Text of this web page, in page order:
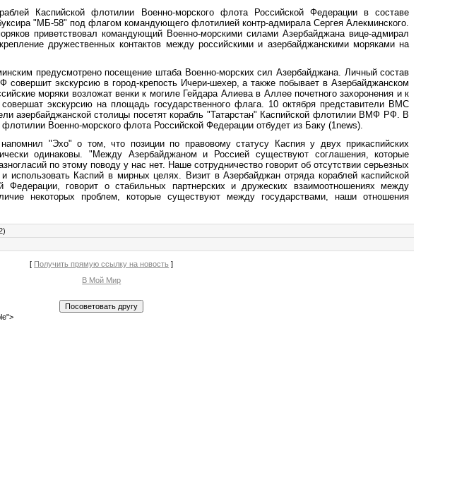
Каспийской флотилии Военно-морского флота Российской Федерации в составе
"МБ-58" под флагом командующего флотилией контр-адмирала Сергея Алекминского.
приветствовал командующий Военно-морскими силами Азербайджана вице-адмирал
дружественных контактов между российскими и азербайджанскими моряками на
предусмотрено посещение штаба Военно-морских сил Азербайджана. Личный состав
экскурсию в город-крепость Ичери-шехер, а также побывает в Азербайджанском
моряки возложат венки к могиле Гейдара Алиева в Аллее почетного захоронения и к
экскурсию на площадь государственного флага. 10 октября представители ВМС
азербайджанской столицы посетят корабль "Татарстан" Каспийской флотилии ВМФ РФ. В
Военно-морского флота Российской Федерации отбудет из Баку (1news).
"Эхо" о том, что позиции по правовому статусу Каспия у двух прикаспийских
одинаковы. "Между Азербайджаном и Россией существуют соглашения, которые
по этому поводу у нас нет. Наше сотрудничество говорит об отсутствии серьезных
использовать Каспий в мирных целях. Визит в Азербайджан отряда кораблей каспийской
Федерации, говорит о стабильных партнерских и дружеских взаимоотношениях между
некоторых проблем, которые существуют между государствами, наши отношения
[ Получить прямую ссылку на новость ]
В Мой Мир